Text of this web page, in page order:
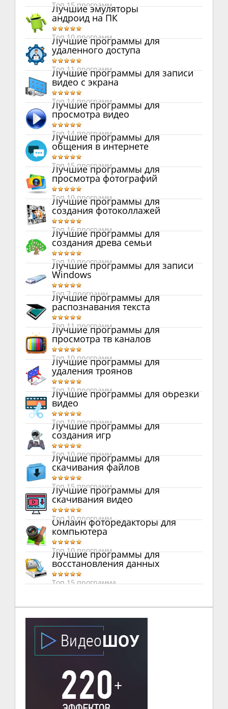
Топ 15 программ
Лучшие эмуляторы
андроид на ПК
Топ 10 программ
Лучшие программы для
удаленного доступа
Топ 11 программ
Лучшие программы для записи
видео с экрана
Топ 14 программ
Лучшие программы для
просмотра видео
Топ 14 программ
Лучшие программы для
общения в интернете
Топ 15 программ
Лучшие программы для
просмотра фотографий
Топ 10 программ
Лучшие программы для
создания фотоколлажей
Топ 16 программ
Лучшие программы для
создания древа семьи
Топ 10 программ
Лучшие программы для записи
Windows
Топ 7 программ
Лучшие программы для
распознавания текста
Топ 11 программ
Лучшие программы для
просмотра тв каналов
Топ 10 программ
Лучшие программы для
удаления троянов
Топ 10 программ
Лучшие программы для обрезки
видео
Топ 10 программ
Лучшие программы для
создания игр
Топ 10 программ
Лучшие программы для
скачивания файлов
Топ 15 программ
Лучшие программы для
скачивания видео
Топ 10 программ
Онлайн фоторедакторы для
компьютера
Топ 10 программ
Лучшие программы для
восстановления данных
Топ 15 программа